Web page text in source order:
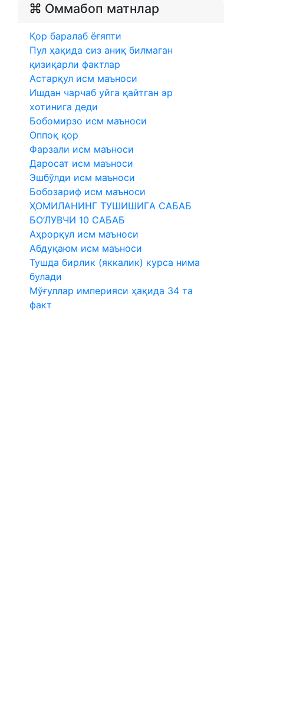
Оммабоп матнлар
Қор баралаб ёғяпти
Пул ҳақида сиз аниқ билмаган
қизиқарли фактлар
Астарқул исм маъноси
Ишдан чарчаб уйга қайтган эр
хотинига деди
Бобомирзо исм маъноси
Оппоқ қор
Фарзали исм маъноси
Даросат исм маъноси
Эшбўлди исм маъноси
Бобозариф исм маъноси
ҲОМИЛAНИНГ ТУШИШИГA СAБAБ
БО’ЛУВЧИ 10 СAБAБ
Аҳрорқул исм маъноси
Абдуқаюм исм маъноси
Тушда бирлик (яккалик) курса нима
булади
Мўғуллар империяси ҳақида 34 та
факт